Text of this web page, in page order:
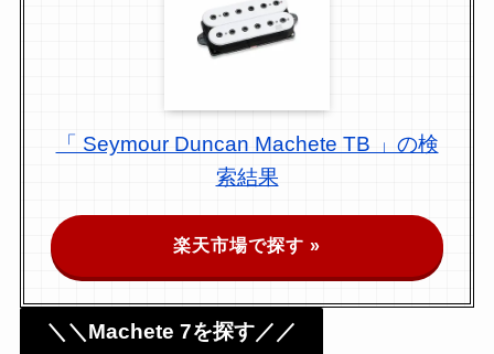
「 Seymour Duncan Machete TB 」の検
索結果
楽天市場で探す »
＼＼Machete 7を探す／／